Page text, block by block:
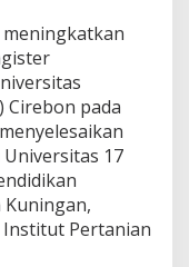
Cirebon pada
17
Pertanian